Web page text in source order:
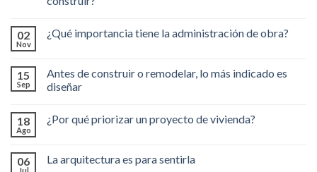
02
Nov
¿Qué importancia tiene la administración de obra?
15
Sep
Antes de construir o remodelar, lo más indicado es
diseñar
18
Ago
¿Por qué priorizar un proyecto de vivienda?
06 La arquitectura es para sentirla